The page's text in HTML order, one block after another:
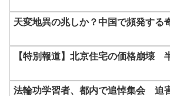
天変地異の兆しか？中国で頻発する
【特別報道】北京住宅の価格崩壊
法輪功学習者、都内で追悼集会 迫